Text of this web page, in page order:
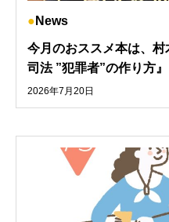
News
今月のおススメ本は、
司法 ”犯罪者”の作り方
2026年7月20日